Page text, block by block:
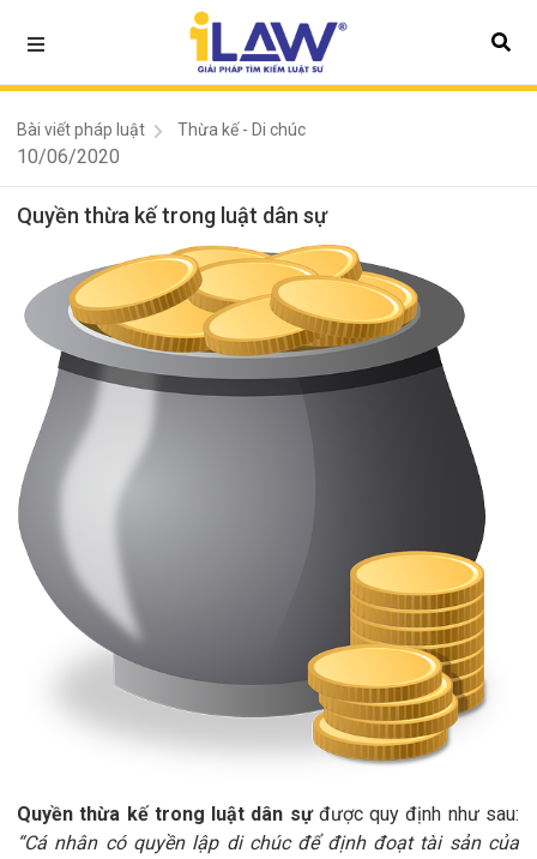
Bài viết pháp luật Thừa kế - Di chúc
10/06/2020
Quyền thừa kế trong luật dân sự
Quyền thừa kế trong luật dân sự được quy định như sau:
“Cá nhân có quyền lập di chúc để định đoạt tài sản của